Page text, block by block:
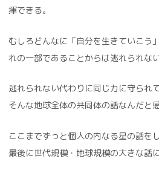
揮できる。
むしろどんなに「自分を生きていこう
れの一部であることからは逃れられない
逃れられない代わりに同じ力に守られて
そんな地球全体の共同体の話なんだと
ここまでずっと個人の内なる星の話を
最後に世代規模・地球規模の大きな話